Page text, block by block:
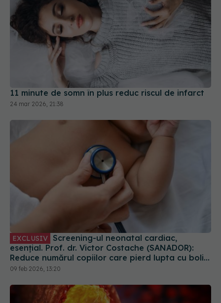
11 minute de somn în plus reduc riscul de infarct
24 mar 2026, 21:38
EXCLUSIV
esențial. Prof. dr. Victor Costache (SANADOR):
Reduce numărul copiilor care pierd lupta cu bolile
cardiace